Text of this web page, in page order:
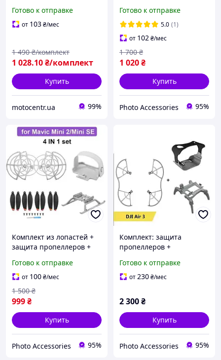
Kaya 612, Pro Factory 300)
крышки картера, помпы,
Готово к отправке
от 103₴/мес
1 028.10₴/комплект
1 490 ₴/комплект
Купить
motocentr.ua 99%
дрона DJI Mini 3 Pro
Готово к отправке
5.0 (1)
от 102₴/мес
1 020₴
1 700 ₴
Купить
Photo Accessories 95%
Комплект из лопастей +
защита пропеллеров +
фиксатор DJI Mavic Mini 2
/ Mini SE
Готово к отправке
от 100₴/мес
999₴
1 500 ₴
Купить
Photo Accessories 95%
Комплект: защита
пропеллеров +
фиксатор DJI Air 3
Готово к отправке
от230₴/мес
2 300₴
Купить
Photo Accessories 95%